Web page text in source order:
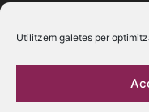
Utilitzem galetes per